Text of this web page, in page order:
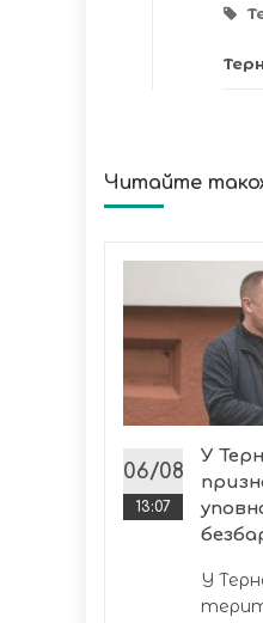
Читайте
06/08
13:07
У
У